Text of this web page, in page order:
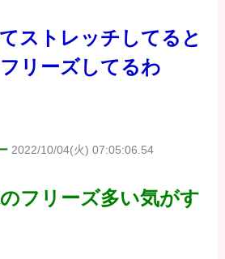
ストレッチしてると
リーズしてるわ
2022/10/04(火) 07:05:06.54
フリーズ多い気がす